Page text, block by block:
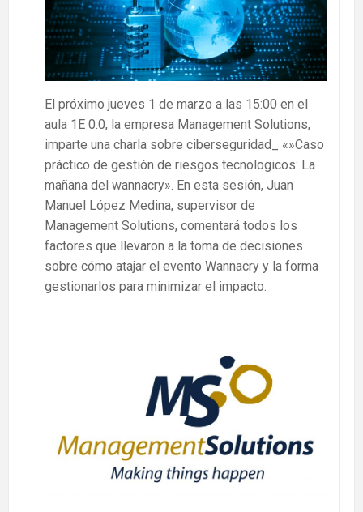
El próximo jueves 1 de marzo a las 15:00 en el
aula 1E 0.0, la empresa Management Solutions,
imparte una charla sobre ciberseguridad_ «»Caso
práctico de gestión de riesgos tecnologicos: La
mañana del wannacry». En esta sesión, Juan
Manuel López Medina, supervisor de
Management Solutions, comentará todos los
factores que llevaron a la toma de decisiones
sobre cómo atajar el evento Wannacry y la forma
gestionarlos para minimizar el impacto.